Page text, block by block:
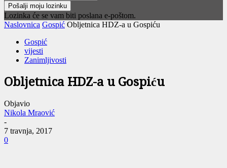
Lozinka će se vam biti poslana e-poštom.
Naslovnica Gospić Obljetnica HDZ-a u Gospiću
Gospić
vijesti
Zanimljivosti
Obljetnica HDZ-a u Gospiću
Objavio
Nikola Mraović
-
7 travnja, 2017
0